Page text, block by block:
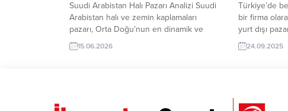
Suudi Arabistan Halı Pazarı Analizi Suudi
Arabistan halı ve zemin kaplamaları
pazarı, Orta Doğu’nun en dinamik ve
yüksek ithalat potansiyeline sahip
pazarlarından biridir. Ülkenin sosyo-
15.06.2026
Türkiye’de
bir firma
yurt dışı
oldukça
her biri için
Almanya,
24.09.2025